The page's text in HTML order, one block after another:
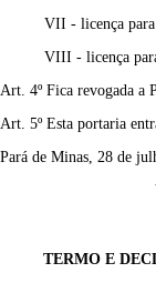
VII - licença
VIII - licença
Art. 4º Fica revogada a
Art. 5º Esta portaria
Pará de Minas, 28 de
TERMO E